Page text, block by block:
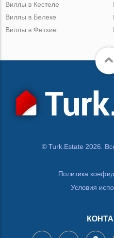
Виллы в Кестеле
Виллы в Белеке
Виллы в Фетхие
© Turk.Estate 2026.
Политика
Условия